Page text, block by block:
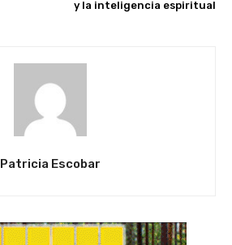
y la inteligencia espiritual
Patricia Escobar